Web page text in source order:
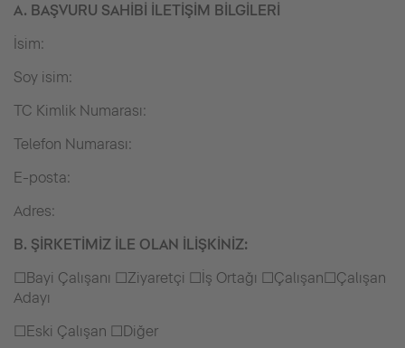
A. BAŞVURU SAHİBİ İLETİŞİM BİLGİLERİ
İsim:
Soy isim:
TC Kimlik Numarası:
Telefon Numarası:
E-posta:
Adres:
B. ŞİRKETİMİZ İLE OLAN İLİŞKİNİZ:
☐Bayi Çalışanı ☐Ziyaretçi ☐İş Ortağı ☐Çalışan☐Çalışan
Adayı
☐Eski Çalışan ☐Diğer